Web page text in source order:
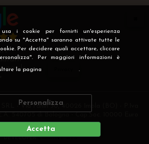
i cookie per fornirti un'esperienza
su "Accetta" saranno attivate tutte le
Per decidere quali accettare, cliccare
Per maggiori informazioni è
la pagina .
Personalizza
Accetta
parole
SRL - Via Fanin 30, 40026 Imola (BO) - P.Iva
i.v
DEVELOPERCREATIVE WEB